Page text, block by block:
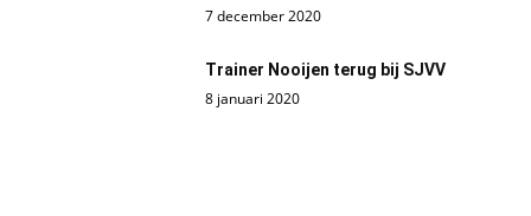
7 december 2020
Trainer Nooijen terug bij SJVV
8 januari 2020